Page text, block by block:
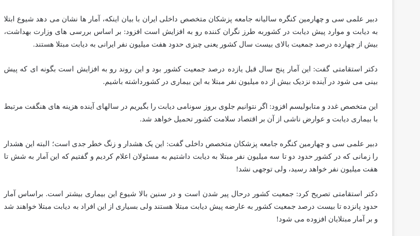
دبیر علمی سی و چهارمین کنگره سالیانه جامعه پزشکان متخصص داخلی ایران با بیان اینکه، آمار ها نشان می دهد شیوع ابتلا
به دیابت و موارد پیش دیابت در کشوربه طرز نگران کننده رو به افزایش است افزود: بر اساس بررسی های وزارت بهداشت،
بیش از چهارده درصد جمعیت بالای بیست سال کشور یعنی چیزی حدود هفت میلیون نفر ایرانی به دیابت مبتلا هستند.
دکتر استقامتی گفت: این آمار پنج سال قبل یازده درصد جمعیت کشور بود و این روند رو به افزایش است بگونه ای که پیش
بینی می شود در آینده نزدیک بیش از ده میلیون نفر مبتلا به این بیماری در کشورداشته باشیم.
این متخصص غدد و متابولیسم افزود: اگر نتوانیم جلوی بروز سونامی دیابت را بگیریم در سالهای آینده هزینه های هنگفت مرتبط
با بیماری دیابت و عوارض ناشی از آن بر اقتصاد سلامت کشور تحمیل خواهد شد.
دبیر علمی سی و چهارمین کنگره جامعه پزشکان متخصص داخلی گفت: این یک هشدار و زنگ خطر جدی است؛ البته این هشدار
را زمانی که در کشور حدود دو تا سه میلیون نفر مبتلا به دیابت داشتیم به مسئولان اعلام کردیم و گفتیم که این آمار به شش تا
هفت میلیون نفر خواهد رسید، ولی توجهی نشد!
دکتر استقامتی تصریح کرد: جمعیت کشور درحال پیر شدن است و در سنین بالا شیوع این بیماری بیشتر است. براساس آمار
حدود پانزده تا بیست درصد جمعیت کشور به عارضه پیش دیابت مبتلا هستند ولی بسیاری از این افراد به دیابت مبتلا خواهند شد
و بر آمار مبتلایان افزوده می شود!